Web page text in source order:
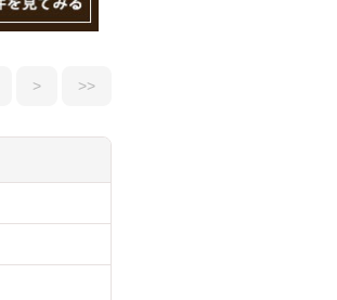
> >>